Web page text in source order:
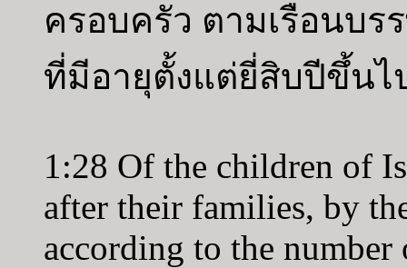
ครอบครัว ตามเรือนบ
ที่มีอายุตั้งแต่ยี่สิบปีขึ้นไ
1:28 Of the children of
after their families, by
according to the